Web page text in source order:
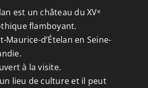
est un château du XVᵉ
flamboyant.
Maurice-d’Ételan en Seine-
à la visite.
un lieu de culture et il peut